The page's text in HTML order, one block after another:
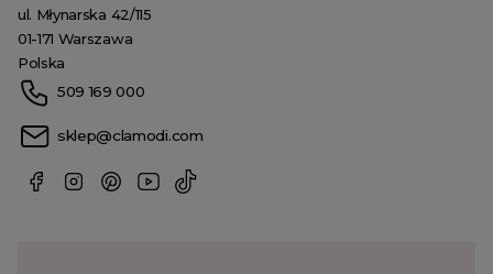
ul. Młynarska 42/115
01-171 Warszawa
Polska
509 169 000
sklep@clamodi.com